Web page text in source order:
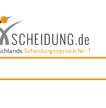
Scheidungsservice Nr. 1